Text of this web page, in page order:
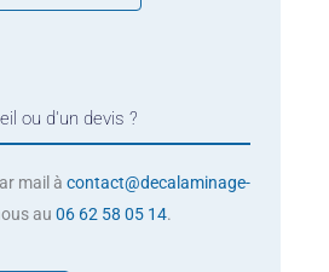
ou d'un devis ?
mail à contact@decalaminage-
au 06 62 58 05 14.